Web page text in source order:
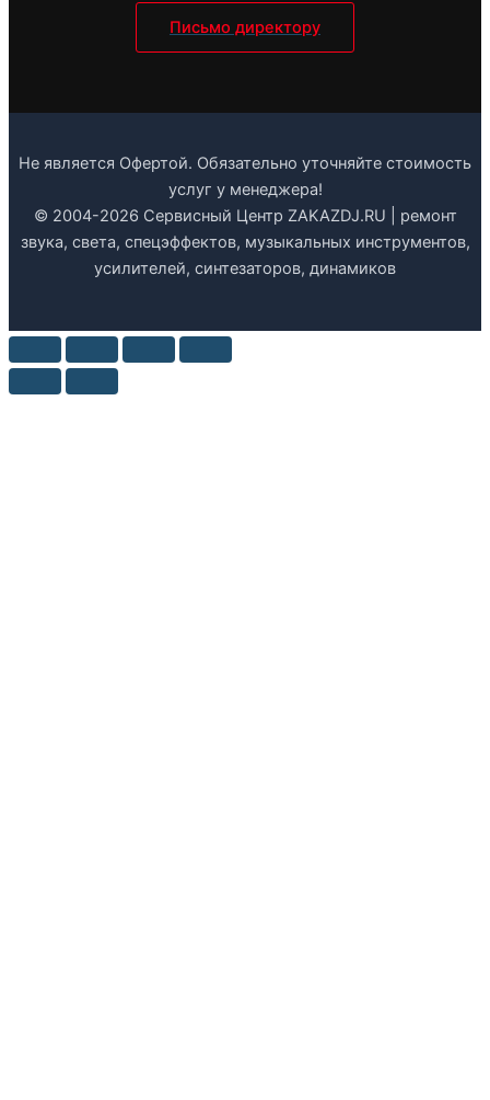
Письмо директору
Не является Офертой. Обязательно уточняйте стоимость
услуг у менеджера!
© 2004-2026 Сервисный Центр ZAKAZDJ.RU | ремонт
звука, света, спецэффектов, музыкальных инструментов,
усилителей, синтезаторов, динамиков